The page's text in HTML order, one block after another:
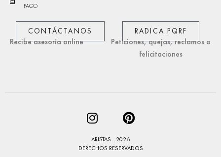
PAGO
CONTÁCTANOS
Recibe asesoría online
RADICA PQRF
Peticiones, quejas, reclamos o
felicitaciones
ARISTAS - 2026
DERECHOS RESERVADOS